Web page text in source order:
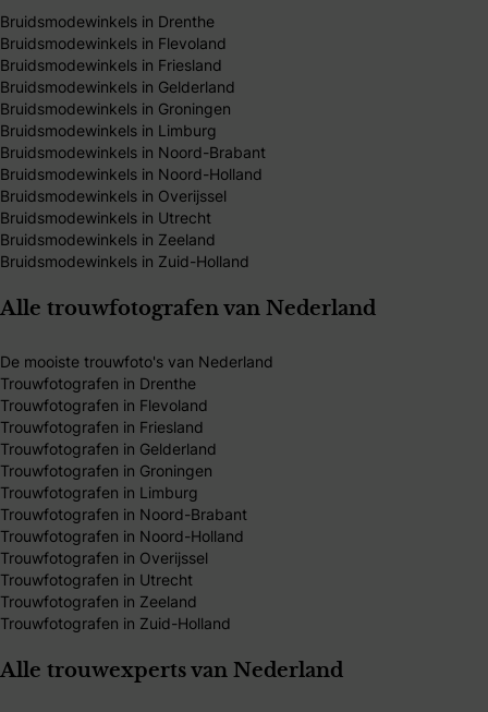
Bruidsmodewinkels in Drenthe
Bruidsmodewinkels in Flevoland
Bruidsmodewinkels in Friesland
Bruidsmodewinkels in Gelderland
Bruidsmodewinkels in Groningen
Bruidsmodewinkels in Limburg
Bruidsmodewinkels in Noord-Brabant
Bruidsmodewinkels in Noord-Holland
Bruidsmodewinkels in Overijssel
Bruidsmodewinkels in Utrecht
Bruidsmodewinkels in Zeeland
Bruidsmodewinkels in Zuid-Holland
Alle trouwfotografen van Nederland
De mooiste trouwfoto's van Nederland
Trouwfotografen in Drenthe
Trouwfotografen in Flevoland
Trouwfotografen in Friesland
Trouwfotografen in Gelderland
Trouwfotografen in Groningen
Trouwfotografen in Limburg
Trouwfotografen in Noord-Brabant
Trouwfotografen in Noord-Holland
Trouwfotografen in Overijssel
Trouwfotografen in Utrecht
Trouwfotografen in Zeeland
Trouwfotografen in Zuid-Holland
Alle trouwexperts van Nederland